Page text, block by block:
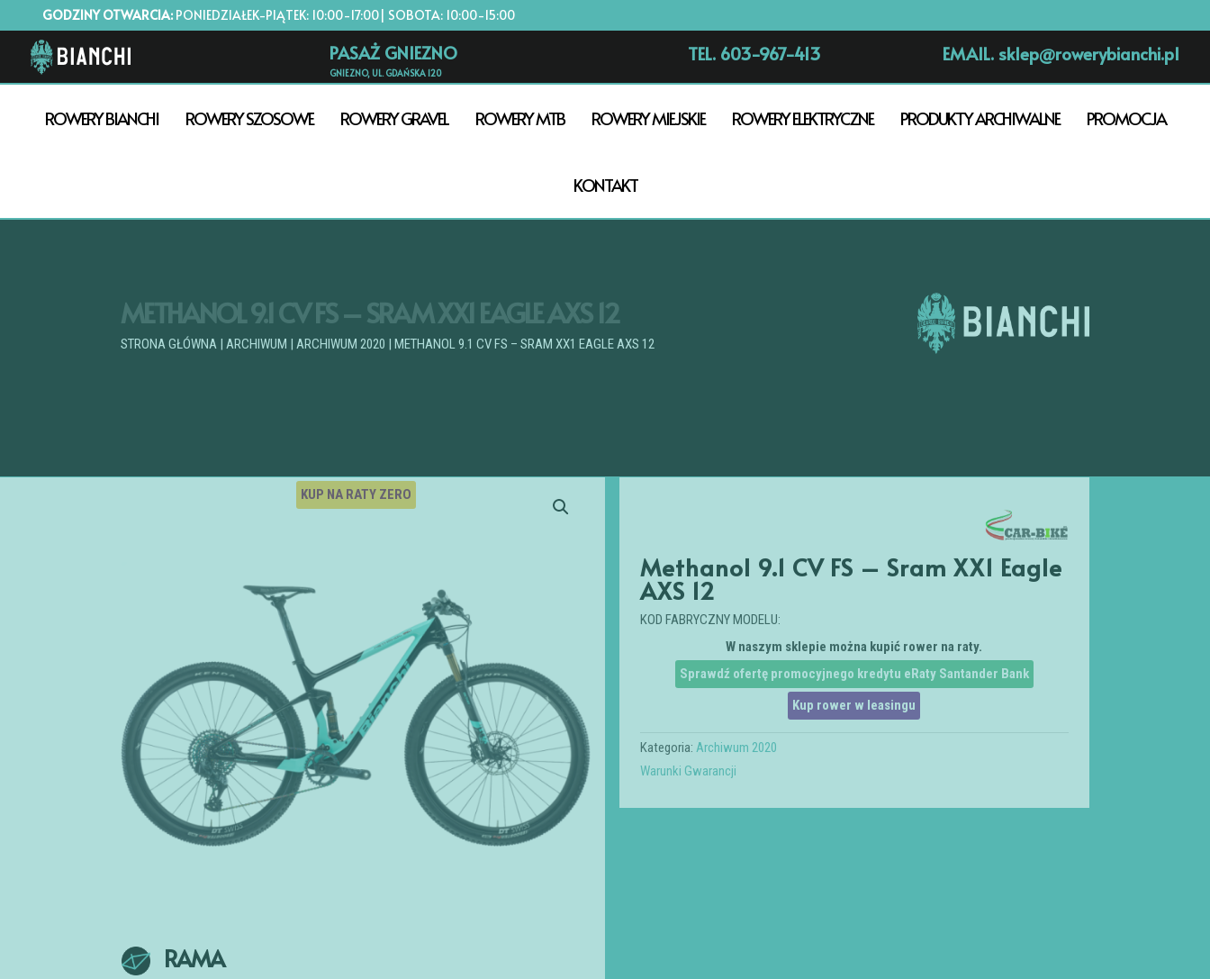
GODZINY OTWARCIA:PONIEDZIAŁEK-PIĄTEK: 10:00-17:00| SOBOTA: 10:00-15:00
PASAŻ GNIEZNO
GNIEZNO, UL. GDAŃSKA 120
TEL. 603-967-413 EMAIL. sklep@rowerybianchi.pl
ROWERY BIANCHI ROWERY SZOSOWE ROWERY GRAVEL ROWERY MTB ROWERY MIEJSKIE ROWERY ELEKTRYCZNE PRODUKTY ARCHIWALNE PROMOCJA
KONTAKT
METHANOL 9.1 CV FS – SRAM XX1 EAGLE AXS 12
STRONA GŁÓWNA |ARCHIWUM |ARCHIWUM 2020 | METHANOL 9.1 CV FS – SRAM XX1 EAGLE AXS 12
KUP NA RATY ZERO
RAMA
Methanol 9.1 CV FS – Sram XX1 Eagle
AXS 12
KOD FABRYCZNY MODELU:
W naszym sklepie można kupić rower na raty.
Sprawdź ofertę promocyjnego kredytu eRaty Santander Bank
Kup rower w leasingu
Kategoria:Archiwum 2020
Warunki Gwarancji